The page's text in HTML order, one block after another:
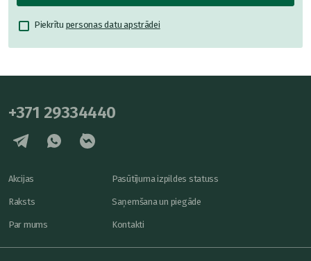
Piekrītu personas datu apstrādei
+371 29334440
Akcijas
Raksts
Par mums
Pasūtījuma izpildes statuss
Saņemšana un piegāde
Kontakti